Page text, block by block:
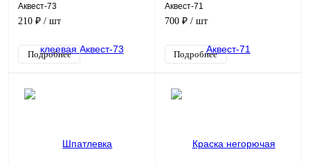
Аквест-73
210 ₽ / шт
Подробнее
Аквест-71
700 ₽ / шт
Подробнее